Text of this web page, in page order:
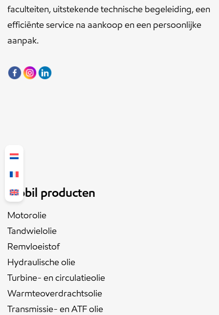
faculteiten, uitstekende technische begeleiding, een
efficiënte service na aankoop en een persoonlijke
aanpak.
Mobil producten
Motorolie
Tandwielolie
Remvloeistof
Hydraulische olie
Turbine- en circulatieolie
Warmteoverdrachtsolie
Transmissie- en ATF olie